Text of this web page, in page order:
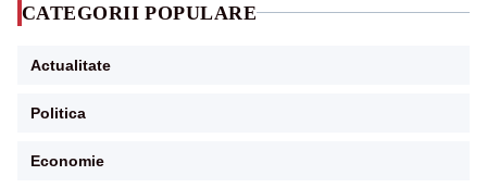
CATEGORII POPULARE
Actualitate
Politica
Economie